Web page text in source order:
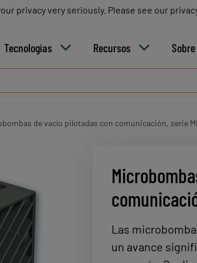
Blog
Tecnologías Recursos Sobre
de vacío pilotadas con comunicación, serie
Las
un avance
privacy very seriously. Please see our
privacy very seriously. Please see our